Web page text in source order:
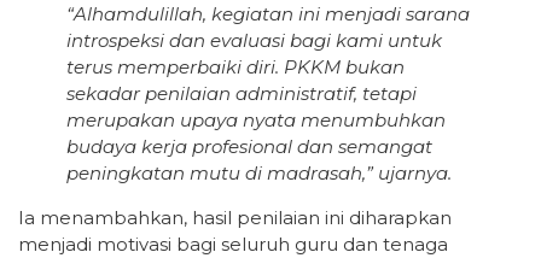
“Alhamdulillah, kegiatan ini menjadi sarana
introspeksi dan evaluasi bagi kami untuk
terus memperbaiki diri. PKKM bukan
sekadar penilaian administratif, tetapi
merupakan upaya nyata menumbuhkan
budaya kerja profesional dan semangat
peningkatan mutu di madrasah,” ujarnya.
Ia menambahkan, hasil penilaian ini diharapkan
menjadi motivasi bagi seluruh guru dan tenaga